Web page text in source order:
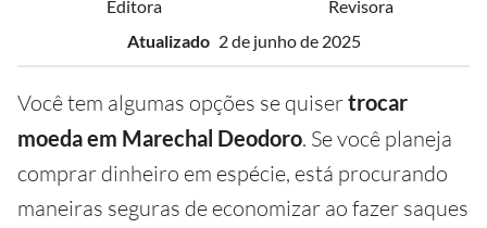
Editora
Revisora
Atualizado 2 de junho de 2025
Você tem algumas opções se quisertrocar
moeda em Marechal Deodoro. Se você planeja
comprar dinheiro em espécie, está procurando
maneiras seguras de economizar ao fazer saques